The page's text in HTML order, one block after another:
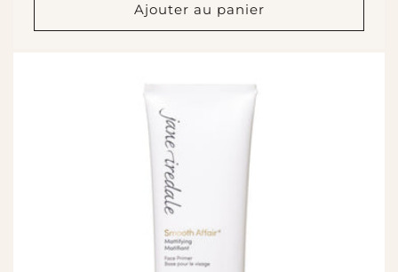
Ajouter au panier